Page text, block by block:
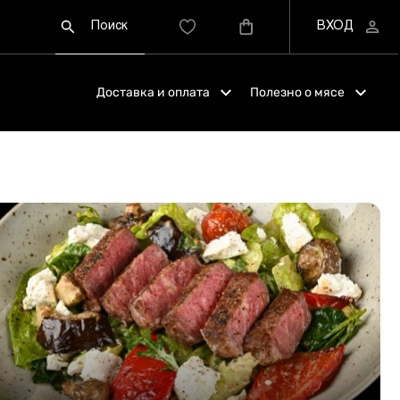
Доставка и оплата Полезно о мясе